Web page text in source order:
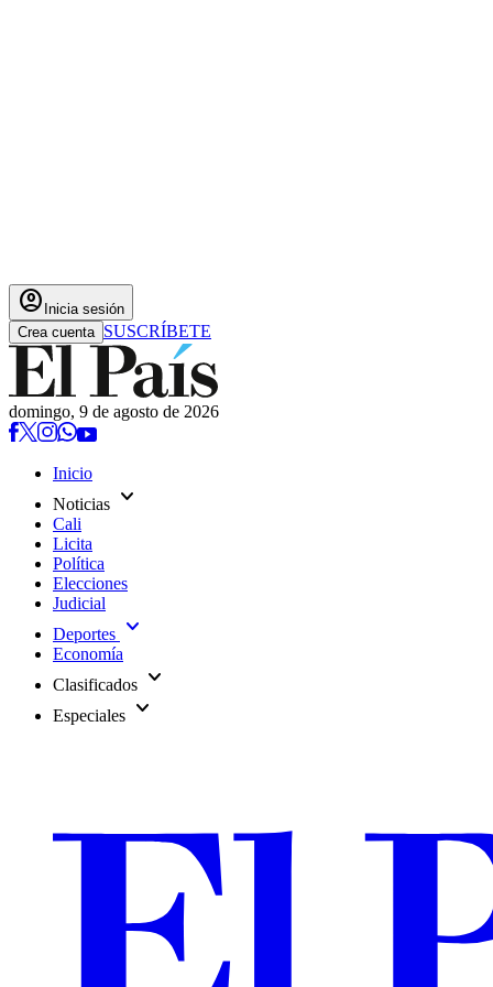
account_circle Inicia sesión
Crea cuenta SUSCRÍBETE
domingo, 9 de agosto de 2026
Inicio
Noticias expand_more
Cali
Licita
Política
Elecciones
Judicial
Deportes expand_more
Economía
Clasificados expand_more
Especiales expand_more